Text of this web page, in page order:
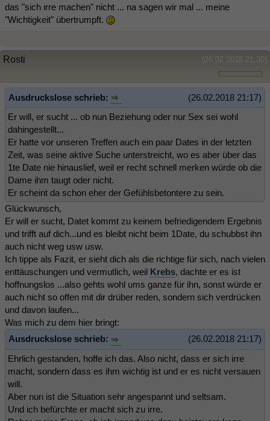
das "sich irre machen" nicht ... na sagen wir mal ... meine
"Wichtigkeit" übertrumpft.
(26.02.2018 21:30)
Rosti
(26.02.2018 21:17)
Ausdruckslose schrieb:
Er will, er sucht ... ob nun Beziehung oder nur Sex sei wohl
dahingestellt...
Er hatte vor unseren Treffen auch ein paar Dates in der letzten
Zeit, was seine aktive Suche unterstreicht, wo es aber über das
1te Date nie hinauslief, weil er recht schnell merken würde ob die
Dame ihm taugt oder nicht.
Er scheint da schon eher der Gefühlsbetontere zu sein.
Glückwunsch,
Er will er sucht, Datet kommt zu keinem befriedigendem Ergebnis
und trifft auf dich...und es bleibt nicht beim 1Date, du schubbst ihn
auch nicht weg usw usw.
Ich tippe als Fazit, er sieht dich als die richtige für sich, nach vielen
enttäuschungen und vermutlich, weil Krebs, dachte er es ist
hoffnungslos ...also gehts wohl ums ganze für ihn, sonst würde er
auch nicht so offen mit dir drüber reden, sondern sich verdrücken
und davon laufen...
Was mich zu dem hier bringt:
(26.02.2018 21:17)
Ausdruckslose schrieb:
Ehrlich gestanden, hoffe ich das. Also nicht, dass er sich irre
macht, sondern dass es ihm wichtig ist und er es nicht versauen
will.
Aber nun ist die Situation sehr angespannt und seltsam.
Und ich befürchte er macht sich zu irre.